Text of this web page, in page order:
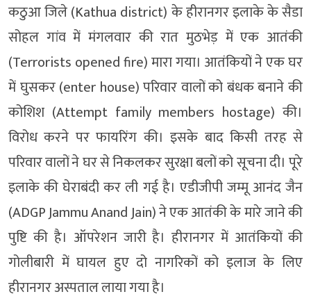
कठुआ जिले (Kathua district) के हीरानगर इलाके के सैडा
सोहल गांव में मंगलवार की रात मुठभेड़ में एक आतंकी
(Terrorists opened fire) मारा गया। आतंकियों ने एक घर
में घुसकर (enter house) परिवार वालों को बंधक बनाने की
कोशिश (Attempt family members hostage) की।
विरोध करने पर फायरिंग की। इसके बाद किसी तरह से
परिवार वालों ने घर से निकलकर सुरक्षा बलों को सूचना दी। पूरे
इलाके की घेराबंदी कर ली गई है। एडीजीपी जम्मू आनंद जैन
(ADGP Jammu Anand Jain) ने एक आतंकी के मारे जाने की
पुष्टि की है। ऑपरेशन जारी है। हीरानगर में आतंकियों की
गोलीबारी में घायल हुए दो नागरिकों को इलाज के लिए
हीरानगर अस्पताल लाया गया है।